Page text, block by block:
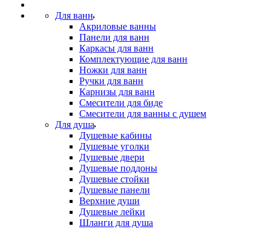
Для ванн
Акриловые ванны
Панели для ванн
Каркасы для ванн
Комплектующие для ванн
Ножки для ванн
Ручки для ванн
Карнизы для ванн
Смесители для биде
Смесители для ванны с душем
Для душа
Душевые кабины
Душевые уголки
Душевые двери
Душевые поддоны
Душевые стойки
Душевые панели
Верхние души
Душевые лейки
Шланги для душа